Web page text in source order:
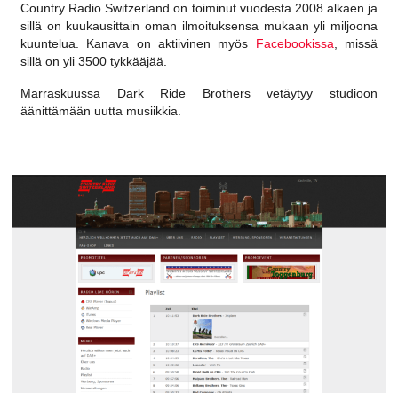
Country Radio Switzerland on toiminut vuodesta 2008 alkaen ja
sillä on kuukausittain oman ilmoituksensa mukaan yli miljoona
kuuntelua. Kanava on aktiivinen myös Facebookissa , missä
sillä on yli 3500 tykkääjää.
Marraskuussa Dark Ride Brothers vetäytyy studioon
äänittämään uutta musiikkia.